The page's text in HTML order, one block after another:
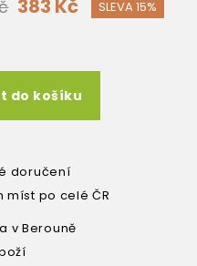
383 Kč SLEVA 15%
do košíku
doručení
míst po celé ČR
v Berouně